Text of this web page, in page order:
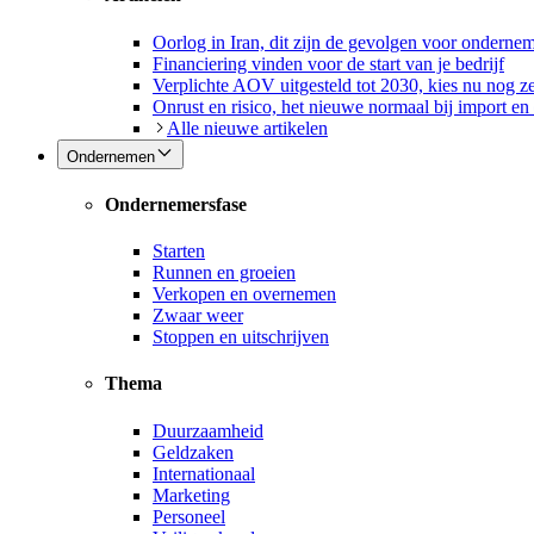
Oorlog in Iran, dit zijn de gevolgen voor
Financiering vinden voor de start van je bedrijf
Verplichte AOV uitgesteld tot 2030, kies nu nog
Onrust en risico, het nieuwe normaal bij import en
Alle nieuwe artikelen
Ondernemen
Ondernemersfase
Starten
Runnen en groeien
Verkopen en overnemen
Zwaar weer
Stoppen en uitschrijven
Thema
Duurzaamheid
Geldzaken
Internationaal
Marketing
Personeel